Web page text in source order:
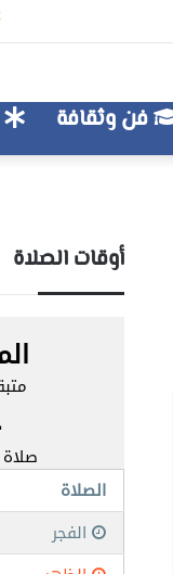
فن وثقافة
أوقات الصلاة